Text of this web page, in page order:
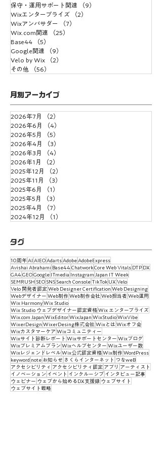
保守・運用サポート関連
（9）
Wixエンタープライズ
（2）
Wixアンバサダー
（7）
Wix.com関連
（25）
Base44
（5）
Google関連
（9）
Velo by Wix
（2）
その他
（56）
月別アーカイブ
2026年7月 （2）
2026年6月
（4）
2026年5月
（5）
2026年4月
（3）
2026年3月
（4）
2026年1月
（2）
2025年12月
（2）
2025年11月
（3）
2025年6月
（1）
2025年5月
（3）
2025年4月
（7）
2024年12月
（1）
タグ
10周年 AI AIEO Adarts Adobe AdobeExpress
Avishai Abrahami Base44 Chatwork Core Web Vitals DTP DX
GA4 GEO Google ITmedia Instagram Japan IT Week
SEMRUSH SEO SNS Search Console TikTok UX Velo
Velo 開発者認定 Web Designer Certification Web Designing
Webデザイナー Web制作 Web制作会社 Web担当者 Web運用
Wix Harmony Wix Studio
Wix Studio ウェブデザイナー認定資格 Wix エンタープライズ
Wix.com Japan WixEditor WixJapan WixStudio WixVibe
WixerDesign WixerDesing株式会社 Wixとは Wixオフ会
Wixカスタマーケア Wixコミュニティー
Wixサイト診断レポート Wixサポートセンター Wixブログ
Wixプレミアムプラン Wixヘルプセンター Wixユーザー数
Wixレジェンドレベル Wix公式認定資格 Wix制作 WordPress
keyword note お知らせ さくらインターネット つなweB
アクセシビリティ アクセシビリティ認定 アプリ アーティスト
イノベーション イベント インクルーシブ インタビュー記事
ウェビナー ウェブから始めるDX支援録 ウェブサイト
ウェブサイト戦略